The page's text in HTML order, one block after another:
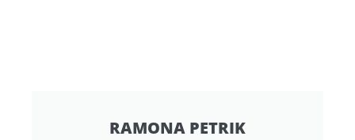
RAMONA PETRIK